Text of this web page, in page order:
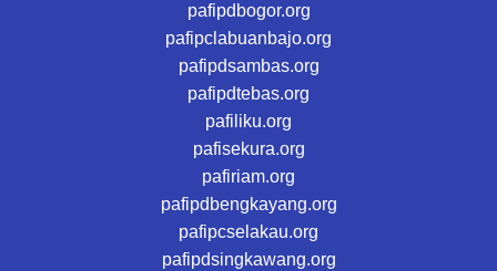
pafipdbogor.org
pafipclabuanbajo.org
pafipdsambas.org
pafipdtebas.org
pafiliku.org
pafisekura.org
pafiriam.org
pafipdbengkayang.org
pafipcselakau.org
pafipdsingkawang.org